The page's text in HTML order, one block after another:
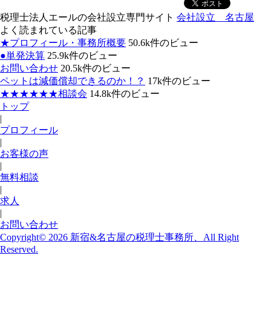
税理士法人エールの会社設立専門サイト 会社設立 名古屋
よく読まれている記事
★プロフィール・事務所概要 50.6k件のビュー
●単発決算 25.9k件のビュー
お問い合わせ 20.5k件のビュー
ペットは減価償却できるのか！？ 17k件のビュー
★★★★★★相談会 14.8k件のビュー
トップ
|
プロフィール
|
お客様の声
|
無料相談
|
求人
|
お問い合わせ
Copyright© 2026 新宿&名古屋の税理士事務所、All Right
Reserved.